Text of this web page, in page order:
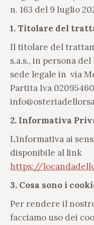
n. 163 del 9 luglio
1. Titolare del
Il titolare del
s.a.s., in persona
sede legale in via
Partita Iva
2. Informativa
L’informativa ai
disponibile al link
https://
3. Cosa sono i
Per rendere il
facciamo uso dei